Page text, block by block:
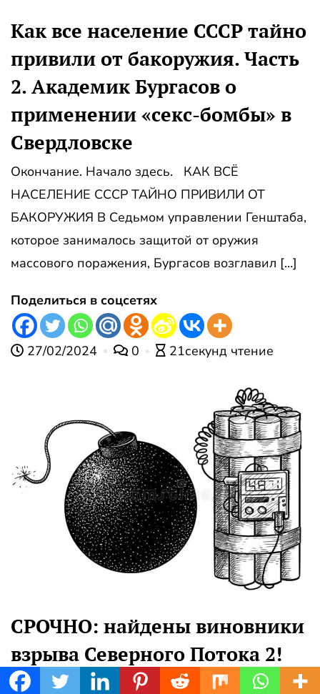
Как все население СССР тайно
привили от бакоружия. Часть
2. Академик Бургасов о
применении «секс-бомбы» в
Свердловске
Окончание. Начало здесь. КАК ВСЁ
НАСЕЛЕНИЕ СССР ТАЙНО ПРИВИЛИ ОТ
БАКОРУЖИЯ В Седьмом управлении Генштаба,
которое занималось защитой от оружия
массового поражения, Бургасов возглавил […]
Поделиться в соцсетях
27/02/2024 0 21секунд чтение
СРОЧНО: найдены виновники
взрыва Северного Потока 2!
Наш корреспондент сообщает: в результате